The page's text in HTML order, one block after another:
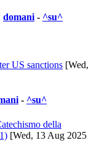
domani - ^su^
US sanctions [Wed,
- ^su^
della
[Wed, 13 Aug 2025